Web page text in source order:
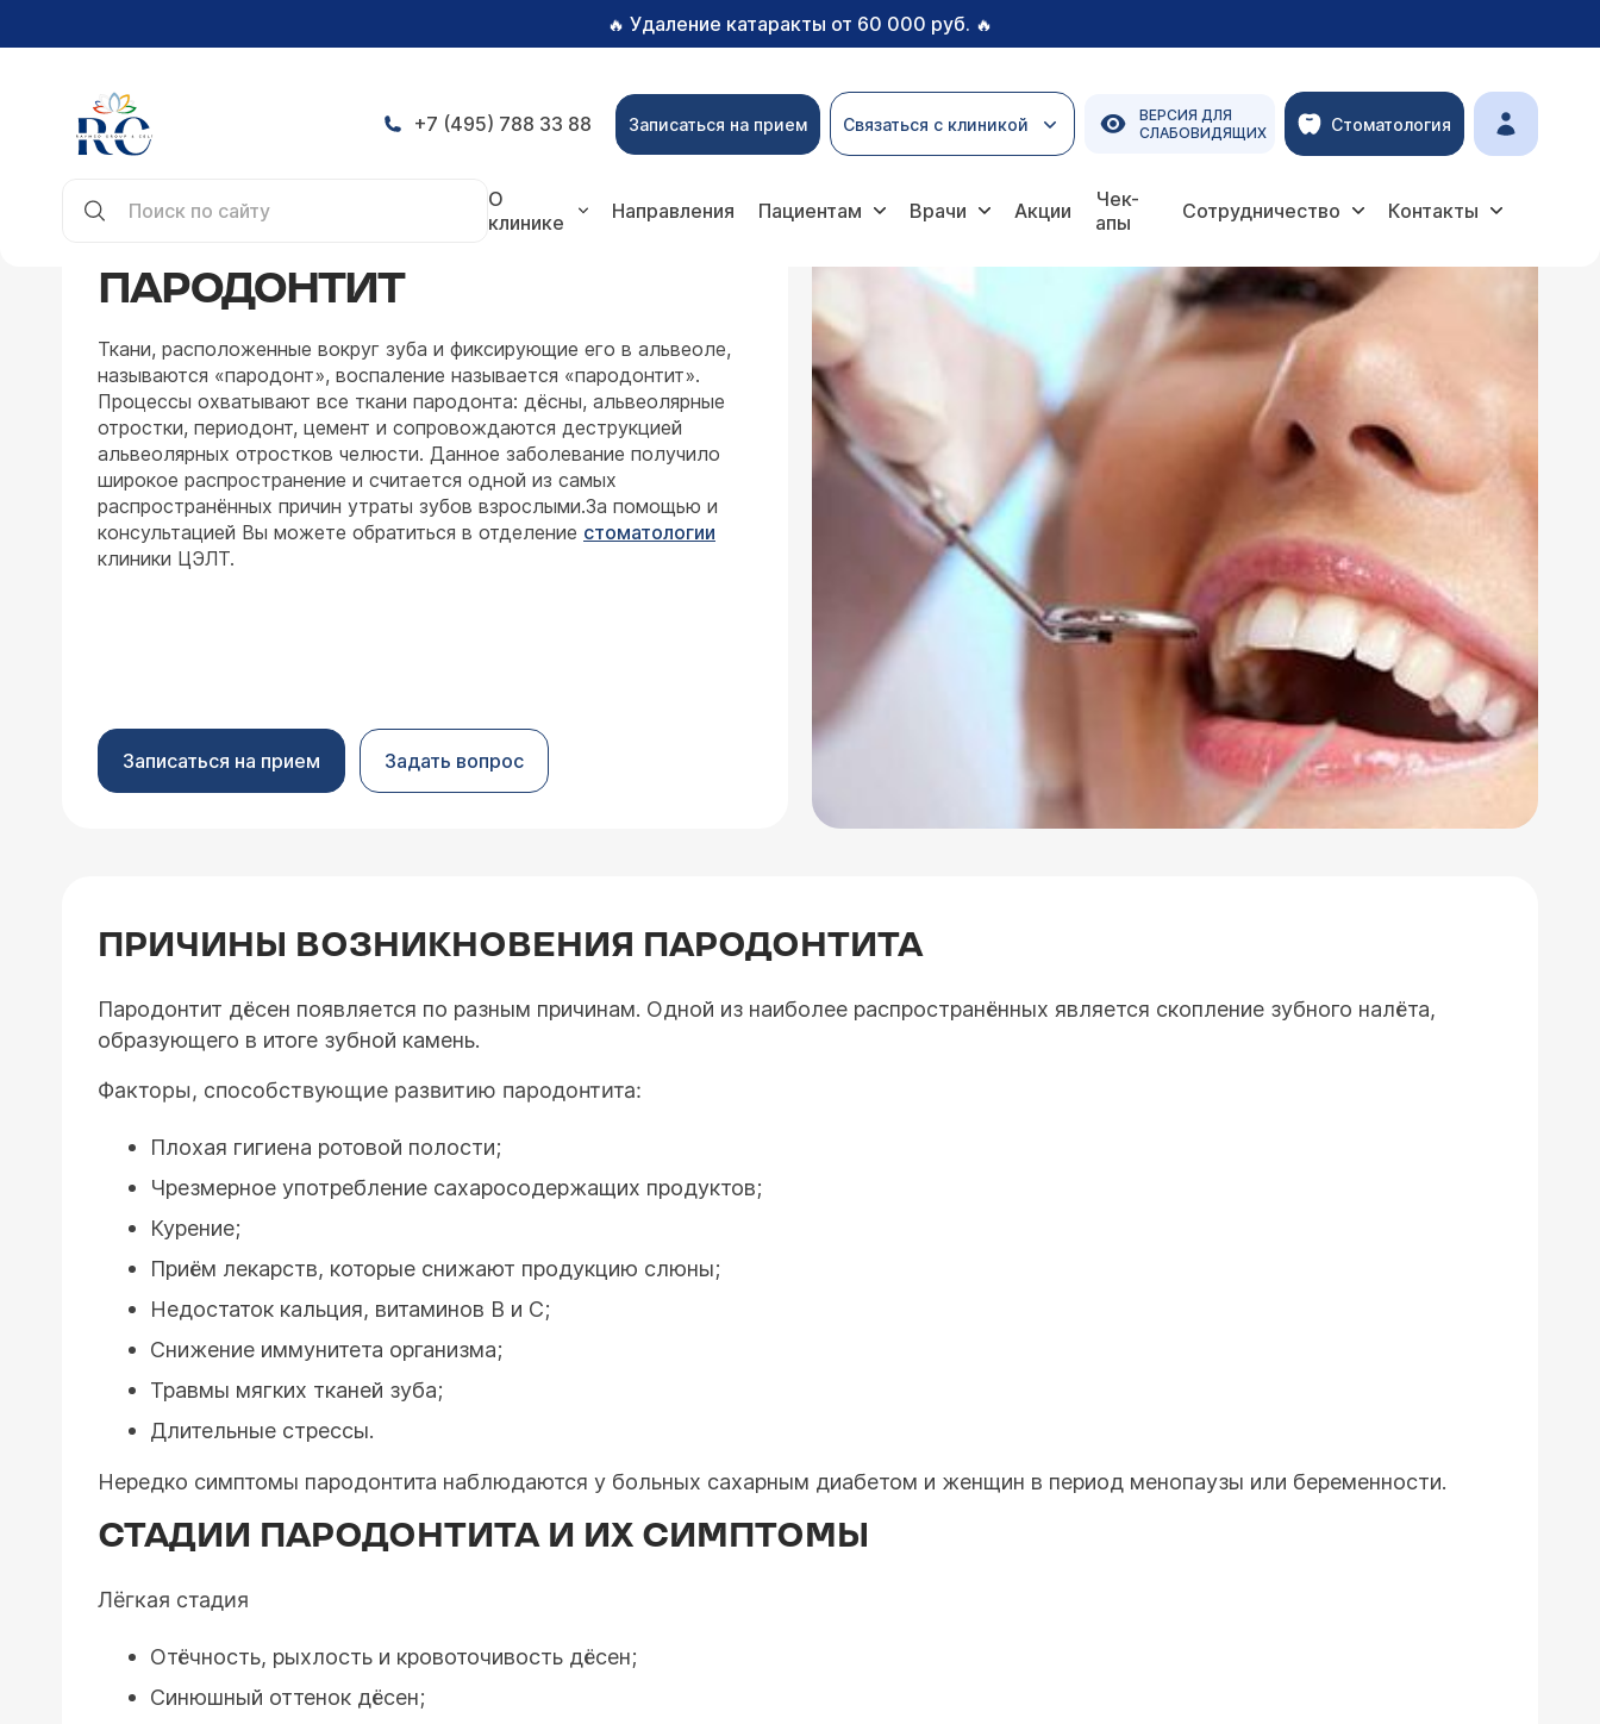
🔥 Удаление катаракты от 60 000 руб. 🔥
+7 (495) 788 33 88 Записаться на прием Связаться с клиникой
ВЕРСИЯ ДЛЯ
СЛАБОВИДЯЩИХ
Стоматология
О
клинике
Направления Пациентам Врачи Акции
Чек-
апы
Сотрудничество Контакты
ПАРОДОНТИТ
Ткани, расположенные вокруг зуба и фиксирующие его в альвеоле,
называются «пародонт», воспаление называется «пародонтит».
Процессы охватывают все ткани пародонта: дёсны, альвеолярные
отростки, периодонт, цемент и сопровождаются деструкцией
альвеолярных отростков челюсти. Данное заболевание получило
широкое распространение и считается одной из самых
распространённых причин утраты зубов взрослыми.За помощью и
консультацией Вы можете обратиться в отделение стоматологии
клиники ЦЭЛТ.
Записаться на прием Задать вопрос
ПРИЧИНЫ ВОЗНИКНОВЕНИЯ ПАРОДОНТИТА
Пародонтит дёсен появляется по разным причинам. Одной из наиболее распространённых является скопление зубного налёта,
образующего в итоге зубной камень.
Факторы, способствующие развитию пародонтита:
Плохая гигиена ротовой полости;
Чрезмерное употребление сахаросодержащих продуктов;
Курение;
Приём лекарств, которые снижают продукцию слюны;
Недостаток кальция, витаминов B и C;
Снижение иммунитета организма;
Травмы мягких тканей зуба;
Длительные стрессы.
Нередко симптомы пародонтита наблюдаются у больных сахарным диабетом и женщин в период менопаузы или беременности.
СТАДИИ ПАРОДОНТИТА И ИХ СИМПТОМЫ
Лёгкая стадия
Отёчность, рыхлость и кровоточивость дёсен;
Синюшный оттенок дёсен;